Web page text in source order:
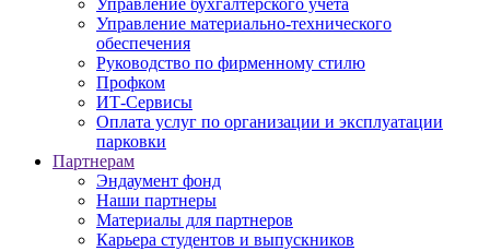
Управление бухгалтерского учета
Управление материально-технического
обеспечения
Руководство по фирменному стилю
Профком
ИТ-Сервисы
Оплата услуг по организации и эксплуатации
парковки
Партнерам
Эндаумент фонд
Наши партнеры
Материалы для партнеров
Карьера студентов и выпускников